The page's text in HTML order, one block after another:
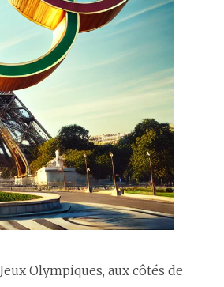
Olympiques, aux côtés de